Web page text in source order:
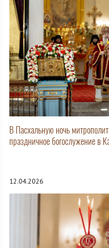
В Пасхальную ночь
праздничное богослужение в
12.04.2026